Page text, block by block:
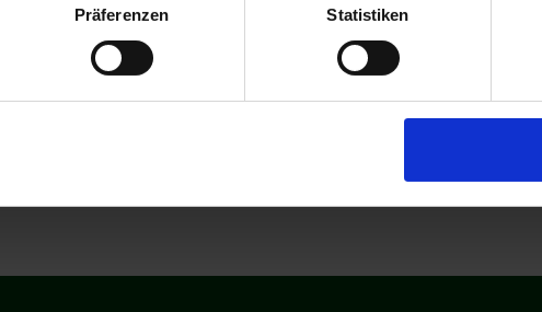
Präferenzen Statistiken